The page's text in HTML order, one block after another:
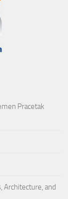
Pracetak
Architecture, and